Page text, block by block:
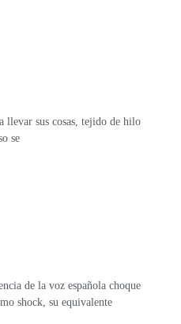
llevar sus cosas, tejido de hilo
se
de la voz española choque
shock, su equivalente